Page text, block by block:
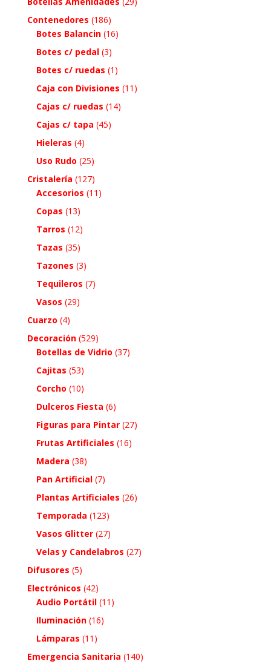
Contenedores (186)
Botes Balancin (16)
Botes c/ pedal (3)
Botes c/ ruedas (1)
Caja con Divisiones (11)
Cajas c/ ruedas (14)
Cajas c/ tapa (45)
Hieleras (4)
Uso Rudo (25)
Cristalería (127)
Accesorios (11)
Copas (13)
Tarros (12)
Tazas (35)
Tazones (3)
Tequileros (7)
Vasos (29)
Cuarzo (4)
Decoración (529)
Botellas de Vidrio (37)
Cajitas (53)
Corcho (10)
Dulceros Fiesta (6)
Figuras para Pintar (27)
Frutas Artificiales (16)
Madera (38)
Pan Artificial (7)
Plantas Artificiales (26)
Temporada (123)
Vasos Glitter (27)
Velas y Candelabros (27)
Difusores (5)
Electrónicos (42)
Audio Portátil (11)
Iluminación (16)
Lámparas (11)
Emergencia Sanitaria (140)